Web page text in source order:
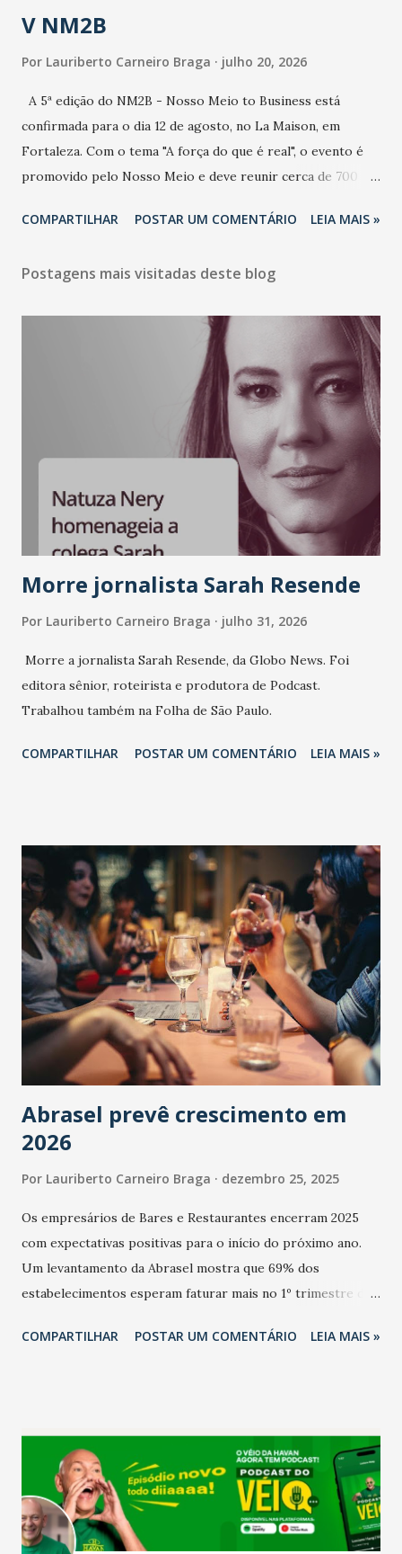
V NM2B
Por Lauriberto Carneiro Braga julho 20, 2026
A 5ª edição do NM2B - Nosso Meio to Business está
confirmada para o dia 12 de agosto, no La Maison, em
Fortaleza. Com o tema "A força do que é real", o evento é
promovido pelo Nosso Meio e deve reunir cerca de 700
e lideranças do Mercado Nacional. Desde 2022, o NM2B
de negócios do Nordeste, reunindo profissionais de marcas
LinkedIn, VISA, Grupo 3corações, TikTok e M. Dias Branco.
A nova edição chega em um momento em que autenticidade
e consistência ganham peso nas conversas sobre marca,
liderança e estratégia. - Vivemos um momento em que todo
mundo fala muito e poucos entregam de verdade. O NM2B
sempre existiu para dar palco a quem constrói com
consistência, e nesta edição isso fica ainda mais claro.
Vamos reforçar que ser genuíno sustenta a confiança entre
marcas, pessoas e mercado", afirma Tamires So...
COMPARTILHAR POSTAR UM COMENTÁRIO LEIA MAIS »
Postagens mais visitadas deste blog
Morre jornalista Sarah Resende
Por Lauriberto Carneiro Braga julho 31, 2026
Morre a jornalista Sarah Resende, da Globo News. Foi
editora sênior, roteirista e produtora de Podcast.
Trabalhou também na Folha de São Paulo.
COMPARTILHAR POSTAR UM COMENTÁRIO LEIA MAIS »
Abrasel prevê crescimento em
2026
Por Lauriberto Carneiro Braga dezembro 25, 2025
Os empresários de Bares e Restaurantes encerram 2025
com expectativas positivas para o início do próximo ano.
Um levantamento da Abrasel mostra que 69% dos
estabelecimentos esperam faturar mais no 1º trimestre de
relação ao último trimestre deste ano, 56% também
confraternizações de fim de ano e pelo pagamento do 13º
Salário para um número maior de trabalhadores, já que o
país tem a menor taxa de desemprego dos anos recentes.
Ainda segundo a Pesquisa, em novembro de 2025, 40% dos
bares e restaurantes operaram com lucro e outros 40%
COMPARTILHAR POSTAR UM COMENTÁRIO LEIA MAIS »